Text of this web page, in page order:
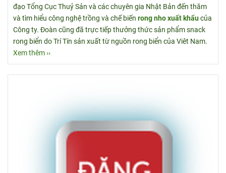
đạo Tổng Cục Thuỷ Sản và các chuyên gia Nhật Bản đến thăm
và tìm hiểu công nghệ trồng và chế biến rong nho xuất khẩucủa
Công ty. Đoàn cũng đã trực tiếp thưởng thức sản phẩm snack
rong biển do Trí Tín sản xuất từ nguồn rong biển của Viêt Nam.
Xem thêm ››